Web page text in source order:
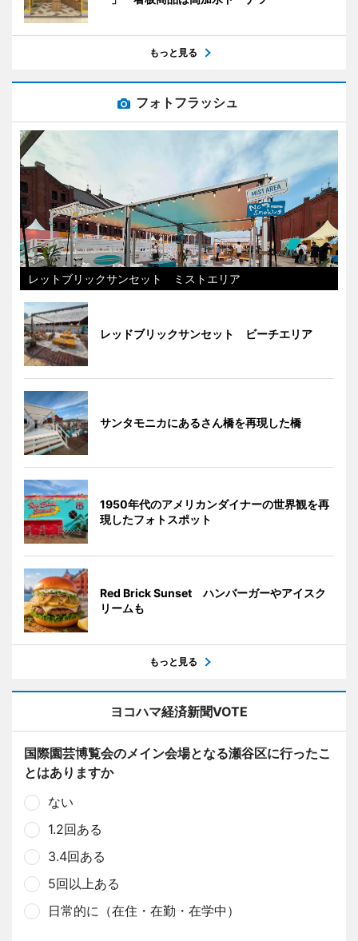
もっと見る
フォトフラッシュ
レットブリックサンセット ミストエリア
レッドブリックサンセット ビーチエリア
サンタモニカにあるさん橋を再現した橋
1950年代のアメリカンダイナーの世界観を再
現したフォトスポット
Red Brick Sunset ハンバーガーやアイスク
リームも
もっと見る
ヨコハマ経済新聞VOTE
国際園芸博覧会のメイン会場となる瀬谷区に行ったこ
とはありますか
ない
1.2回ある
3.4回ある
5回以上ある
日常的に（在住・在勤・在学中）